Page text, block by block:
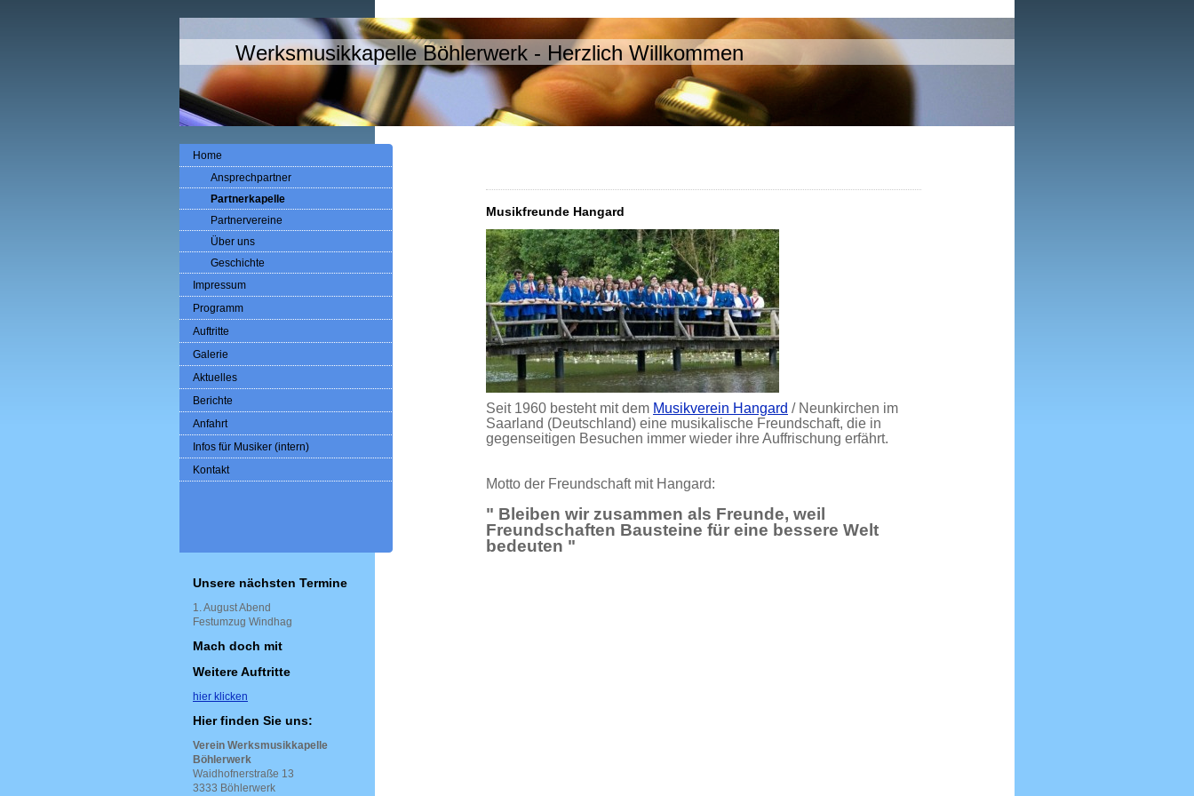
Werksmusikkapelle Böhlerwerk - Herzlich Willkommen
Musikfreunde Hangard
Seit 1960 besteht mit dem Musikverein Hangard / Neunkirchen im
Saarland (Deutschland) eine musikalische Freundschaft, die in
gegenseitigen Besuchen immer wieder ihre Auffrischung erfährt.
Motto der Freundschaft mit Hangard:
" Bleiben wir zusammen als Freunde, weil
Freundschaften Bausteine für eine bessere Welt
bedeuten "
Home
Ansprechpartner
Partnerkapelle
Partnervereine
Über uns
Geschichte
Impressum
Programm
Auftritte
Galerie
Aktuelles
Berichte
Anfahrt
Infos für Musiker (intern)
Kontakt
Unsere nächsten Termine
1. August Abend
Festumzug Windhag
Mach doch mit
Weitere Auftritte
hier klicken
Hier finden Sie uns:
Verein Werksmusikkapelle
Böhlerwerk
Waidhofnerstraße 13
3333 Böhlerwerk